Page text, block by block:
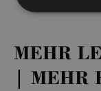
MEHR
| MEHR